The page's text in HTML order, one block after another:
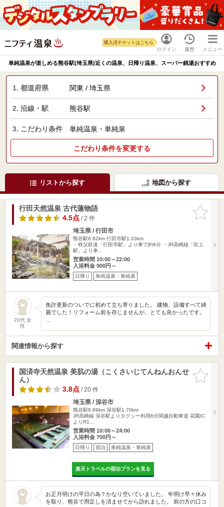
ログイン
購入済チケットはこちら
履歴 メニュー
単純温泉が楽しめる熊谷駅(埼玉県)近くの温泉、日帰り温泉、スーパー銭湯おすすめ
1. 都道府県 関東 / 埼玉県
2. 沿線・駅 熊谷駅
3. こだわり条件 単純温泉・単純泉
こだわり条件を変更する
リストから探す 地図から探す
お気に入
りに追加
行田天然温泉 古代蓮物語
4.5点/ 2 件
埼玉県 / 行田市
熊谷駅6.82km 行田市駅1.03km
・秩父鉄道「行田市駅」より車で約6分 ・JR高崎線「吹上
駅」より車…
営業時間 10:00～22:00
入浴料金 900円～
日帰り 単純温泉・単純泉
20代 女
性
免許更新のついでに初めて立ち寄りました。 建物、設備すべて綺
麗でした！リフォーム前を存じませんが、とても良かったです。
関連情報から探す
お気に入
りに追加
国済寺天然温泉 美肌の湯（こくさいじてんねんおんせ
ん）
3.8点/ 20 件
埼玉県 / 深谷市
熊谷駅9.89km 深谷駅1.70km
JR高崎線 深谷駅よりタクシー利用6分関越自動車道 花園IC
よりR1…
営業時間 10:00～24:00
入浴料金 700円～
日帰り 宿泊 単純温泉・単純泉
楽天トラベルの宿泊プランを見る
お正月明けの平日の為？かなり空いていました。 年明け早々休み
を取り、熊谷で用足しを済ませてから訪れました。 前の方の口コ